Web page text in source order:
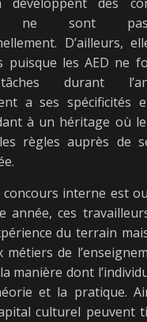
ne sont pas
D’ailleurs,
puisque les AED ne
durant
a ses spécificités
à un héritage où
règles auprès de
concours interne est
année, ces
du terrain
métiers de
manière dont
et la pratique.
culturel peuvent